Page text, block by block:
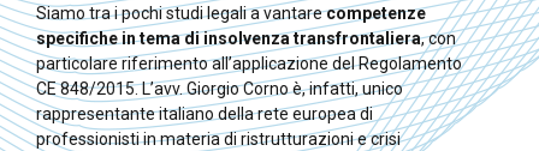
Siamo tra i pochi studi legali a vantarecompetenze
specifiche in tema di insolvenza transfrontaliera, con
particolare riferimento all’applicazione del Regolamento
CE 848/2015. L’avv. Giorgio Corno è, infatti, unico
rappresentante italiano della rete europea di
professionisti in materia di ristrutturazioni e crisi